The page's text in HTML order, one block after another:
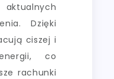
Dzięki
ciszej i
co
rachunki